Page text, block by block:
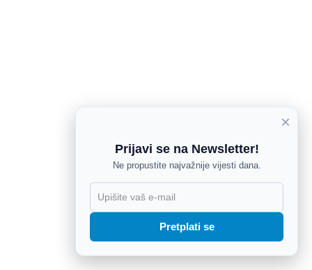
×
Prijavi se na Newsletter!
Ne propustite najvažnije vijesti dana.
Pretplati se